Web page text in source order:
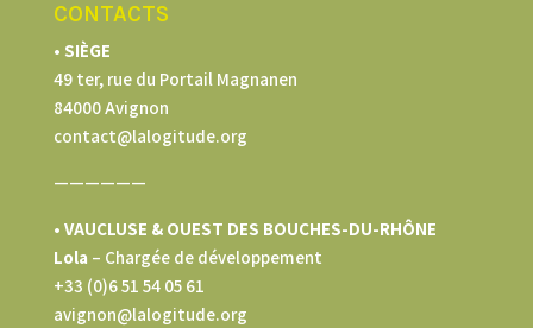
CONTACTS
• SIÈGE
49 ter, rue du Portail Magnanen
84000 Avignon
contact@lalogitude.org
——————
• VAUCLUSE & OUEST DES BOUCHES-DU-RHÔNE
Lola – Chargée de développement
+33 (0)6 51 54 05 61
avignon@lalogitude.org